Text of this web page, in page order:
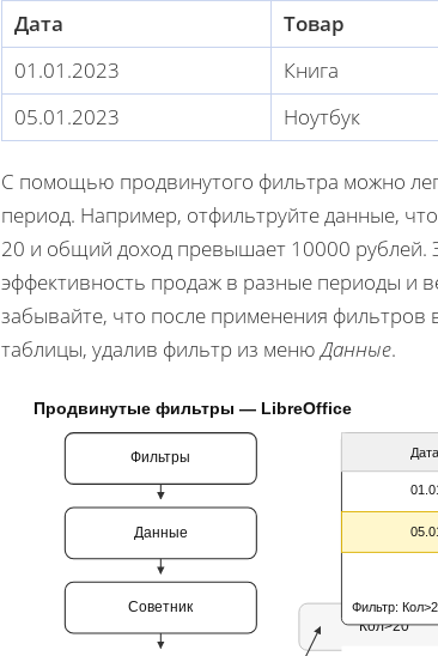
Дата Товар
01.01.2023
Книга
05.01.2023
Ноутбук
С помощью продвинутого фильтра можно
период. Например, отфильтруйте данные,
20 и общий доход превышает 10000 рублей.
эффективность продаж в разные периоды и
забывайте, что после применения фильтров
таблицы, удалив фильтр из менюДанные.
Продвинутые фильтры — LibreOffice
Фильтры
Данные
Советник
Кол>20
Дата
Фильтр: